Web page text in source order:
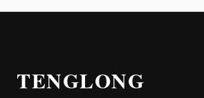
TENGLONG